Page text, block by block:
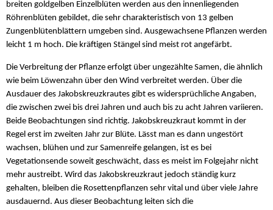
breiten goldgelben Einzelblüten werden aus den innenliegenden
Röhrenblüten gebildet, die sehr charakteristisch von 13 gelben
Zungenblütenblättern umgeben sind. Ausgewachsene Pflanzen werden
leicht 1 m hoch. Die kräftigen Stängel sind meist rot angefärbt.
Die Verbreitung der Pflanze erfolgt über ungezählte Samen, die ähnlich
wie beim Löwenzahn über den Wind verbreitet werden. Über die
Ausdauer des Jakobskreuzkrautes gibt es widersprüchliche Angaben,
die zwischen zwei bis drei Jahren und auch bis zu acht Jahren variieren.
Beide Beobachtungen sind richtig. Jakobskreuzkraut kommt in der
Regel erst im zweiten Jahr zur Blüte. Lässt man es dann ungestört
wachsen, blühen und zur Samenreife gelangen, ist es bei
Vegetationsende soweit geschwächt, dass es meist im Folgejahr nicht
mehr austreibt. Wird das Jakobskreuzkraut jedoch ständig kurz
gehalten, bleiben die Rosettenpflanzen sehr vital und über viele Jahre
ausdauernd. Aus dieser Beobachtung leiten sich die